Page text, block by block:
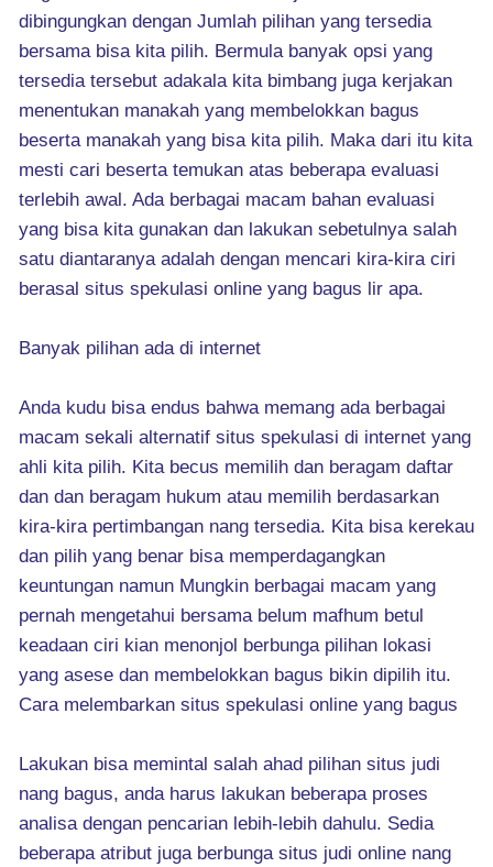
dibingungkan dengan Jumlah pilihan yang tersedia
bersama bisa kita pilih. Bermula banyak opsi yang
tersedia tersebut adakala kita bimbang juga kerjakan
menentukan manakah yang membelokkan bagus
beserta manakah yang bisa kita pilih. Maka dari itu kita
mesti cari beserta temukan atas beberapa evaluasi
terlebih awal. Ada berbagai macam bahan evaluasi
yang bisa kita gunakan dan lakukan sebetulnya salah
satu diantaranya adalah dengan mencari kira-kira ciri
berasal situs spekulasi online yang bagus lir apa.
Banyak pilihan ada di internet
Anda kudu bisa endus bahwa memang ada berbagai
macam sekali alternatif situs spekulasi di internet yang
ahli kita pilih. Kita becus memilih dan beragam daftar
dan dan beragam hukum atau memilih berdasarkan
kira-kira pertimbangan nang tersedia. Kita bisa kerekau
dan pilih yang benar bisa memperdagangkan
keuntungan namun Mungkin berbagai macam yang
pernah mengetahui bersama belum mafhum betul
keadaan ciri kian menonjol berbunga pilihan lokasi
yang asese dan membelokkan bagus bikin dipilih itu.
Cara melembarkan situs spekulasi online yang bagus
Lakukan bisa memintal salah ahad pilihan situs judi
nang bagus, anda harus lakukan beberapa proses
analisa dengan pencarian lebih-lebih dahulu. Sedia
beberapa atribut juga berbunga situs judi online nang